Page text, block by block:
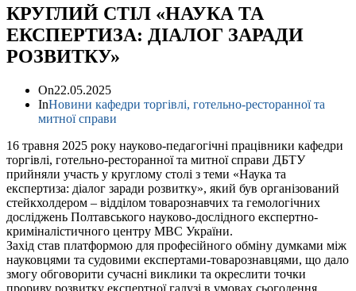
КРУГЛИЙ СТІЛ «НАУКА ТА
ЕКСПЕРТИЗА: ДІАЛОГ ЗАРАДИ
РОЗВИТКУ»
On22.05.2025
InНовини кафедри торгівлі, готельно-ресторанної та
митної справи
16 травня 2025 року науково-педагогічні працівники кафедри
торгівлі, готельно-ресторанної та митної справи ДБТУ
прийняли участь у круглому столі з теми «Наука та
експертиза: діалог заради розвитку», який був організований
стейкхолдером – відділом товарознавчих та гемологічних
досліджень Полтавського науково-дослідного експертно-
криміналістичного центру МВС України.
Захід став платформою для професійного обміну думками між
науковцями та судовими експертами-товарознавцями, що дало
змогу обговорити сучасні виклики та окреслити точки
прориву розвитку експертної галузі в умовах сьогодення.